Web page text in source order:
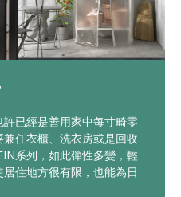
已經是善用家中每寸畸零
任衣櫃、洗衣房或是回收
系列，如此彈性多變，輕
住地方很有限，也能為日